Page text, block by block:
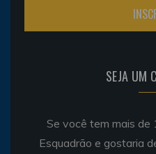
SEJA UM
Se você tem mais de
Esquadrão e gostaria